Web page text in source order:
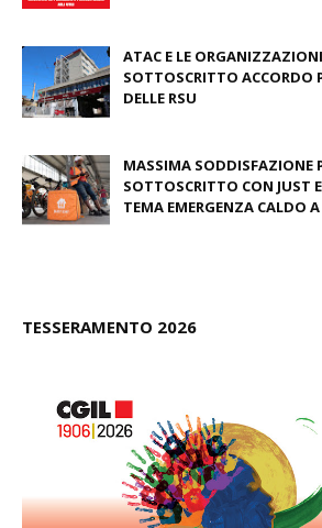
ATAC E LE
SOTTOSCRITTO ACCORDO
DELLE RSU
MASSIMA SODDISFAZIONE
SOTTOSCRITTO CON JUST
TEMA EMERGENZA CALDO
TESSERAMENTO 2026